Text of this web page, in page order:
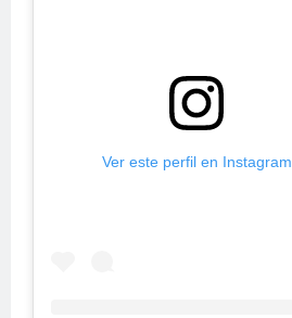
Ver este perfil en Instagram